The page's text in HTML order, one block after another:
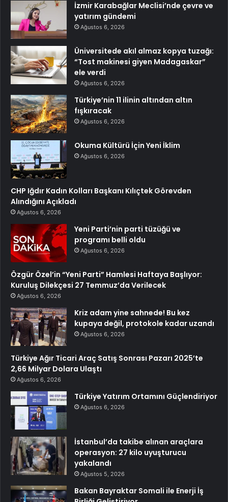
İzmir Karabağlar Meclisi’nde çevre ve
yatırım gündemi
Ağustos 6, 2026
Üniversitede akıl almaz kopya tuzağı:
“Tost makinesi giyen Madagaskar”
ele verdi
Ağustos 6, 2026
Türkiye’nin 11 ilinin altından altın
fışkıracak
Ağustos 6, 2026
Okuma Kültürü İçin Yeni İklim
Ağustos 6, 2026
CHP Iğdır Kadın Kolları Başkanı Kılıçtek Görevden
Alındığını Açıkladı
Ağustos 6, 2026
Yeni Parti’nin parti tüzüğü ve
programı belli oldu
Ağustos 6, 2026
Özgür Özel’in “Yeni Parti” Hamlesi Haftaya Başlıyor:
Kuruluş Dilekçesi 27 Temmuz’da Verilecek
Ağustos 6, 2026
Kriz adam yine sahnede! Bu kez
kupaya değil, protokole kadar uzandı
Ağustos 6, 2026
Türkiye Ağır Ticari Araç Satış Sonrası Pazarı 2025’te
2,66 Milyar Dolara Ulaştı
Ağustos 6, 2026
Türkiye Yatırım Ortamını Güçlendiriyor
Ağustos 6, 2026
İstanbul’da takibe alınan araçlara
operasyon: 27 kilo uyuşturucu
yakalandı
Ağustos 5, 2026
Bakan Bayraktar Somali ile Enerji İş